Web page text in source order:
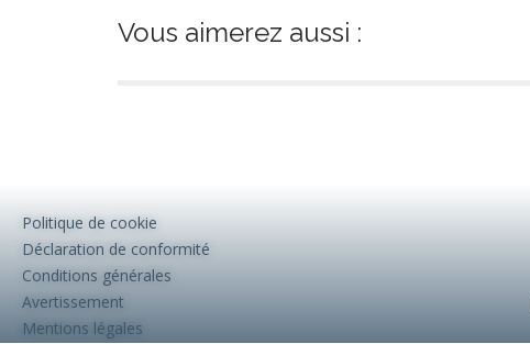
Vous aimerez aussi :
Politique de cookie
Déclaration de conformité
Conditions générales
Avertissement
Mentions légales